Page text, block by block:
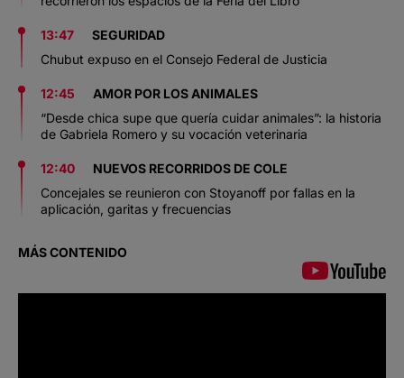
13:47
SEGURIDAD
Chubut expuso en el Consejo Federal de Justicia
12:45
AMOR POR LOS ANIMALES
“Desde chica supe que quería cuidar animales”: la historia
de Gabriela Romero y su vocación veterinaria
12:40
NUEVOS RECORRIDOS DE COLE
Concejales se reunieron con Stoyanoff por fallas en la
aplicación, garitas y frecuencias
MÁS CONTENIDO